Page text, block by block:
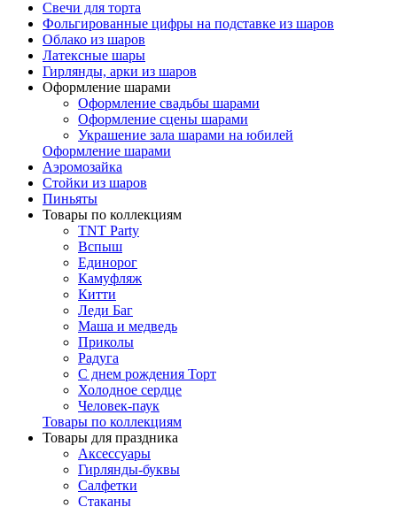
Свечи для торта
Фольгированные цифры на подставке из шаров
Облако из шаров
Латексные шары
Гирлянды, арки из шаров
Оформление шарами
Оформление свадьбы шарами
Оформление сцены шарами
Украшение зала шарами на юбилей
Оформление шарами
Аэромозайка
Стойки из шаров
Пиньяты
Товары по коллекциям
TNT Party
Вспыш
Единорог
Камуфляж
Китти
Леди Баг
Маша и медведь
Приколы
Радуга
С днем рождения Торт
Холодное сердце
Человек-паук
Товары по коллекциям
Товары для праздника
Аксессуары
Гирлянды-буквы
Салфетки
Стаканы